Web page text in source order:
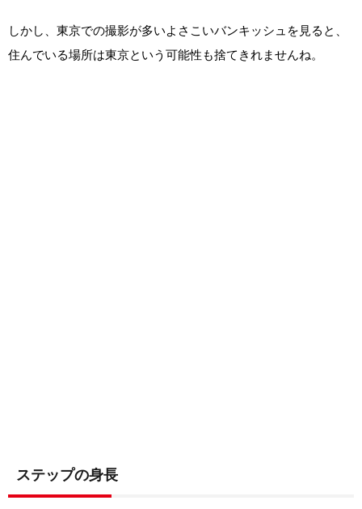
しかし、東京での撮影が多いよさこいバンキッシュを見ると、
住んでいる場所は東京という可能性も捨てきれませんね。
ステップの身長